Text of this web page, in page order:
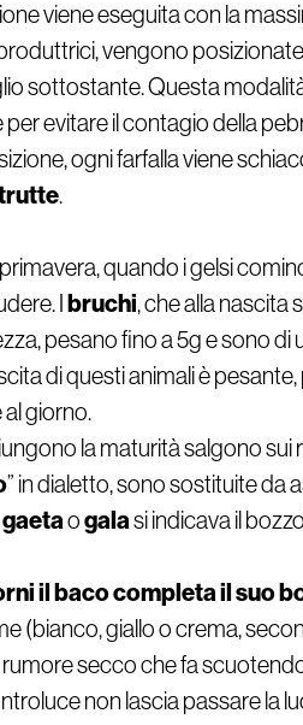
viene eseguita con la
vengono
sottostante. Questa
evitare il contagio della
ogni farfalla viene
.
primavera, quando i gelsi
I bruchi, che alla nascita
pesano fino a 5g e sono di
di questi animali è
giorno.
la maturità salgono sui
” in dialetto, sono sostituite da
gaetaogalasi indicava il
il baco completa il suo
(bianco, giallo o crema,
secco che fa
non lascia passare la